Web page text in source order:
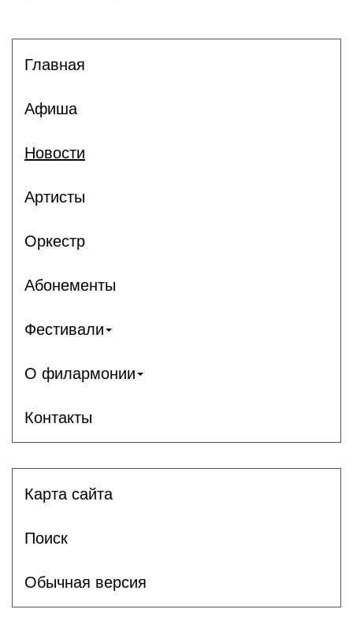
Главная
Афиша
Новости
Артисты
Оркестр
Абонементы
Фестивали
О филармонии
Контакты
Карта сайта
Поиск
Обычная версия